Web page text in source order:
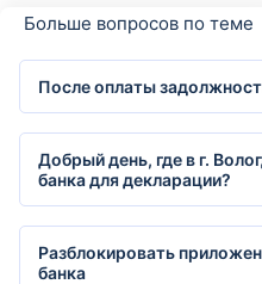
Больше вопросов по теме
После оплаты
Добрый день, где в г.
банка для декларации?
Разблокировать
банка